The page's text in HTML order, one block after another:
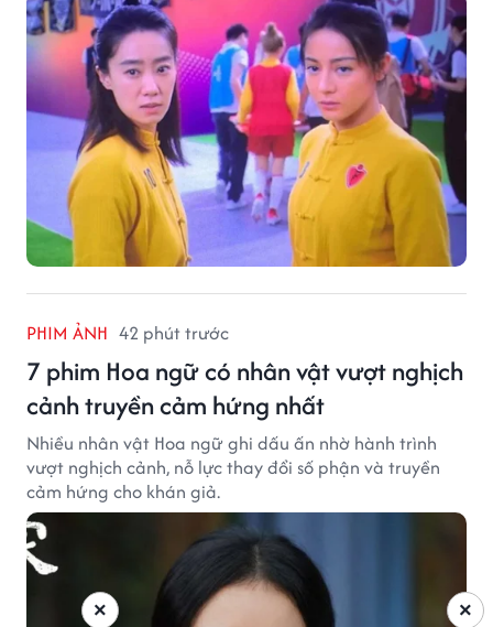
PHIM ẢNH 42 phút trước
7 phim Hoa ngữ có nhân vật vượt nghịch
cảnh truyền cảm hứng nhất
Nhiều nhân vật Hoa ngữ ghi dấu ấn nhờ hành trình
vượt nghịch cảnh, nỗ lực thay đổi số phận và truyền
cảm hứng cho khán giả.
×
×